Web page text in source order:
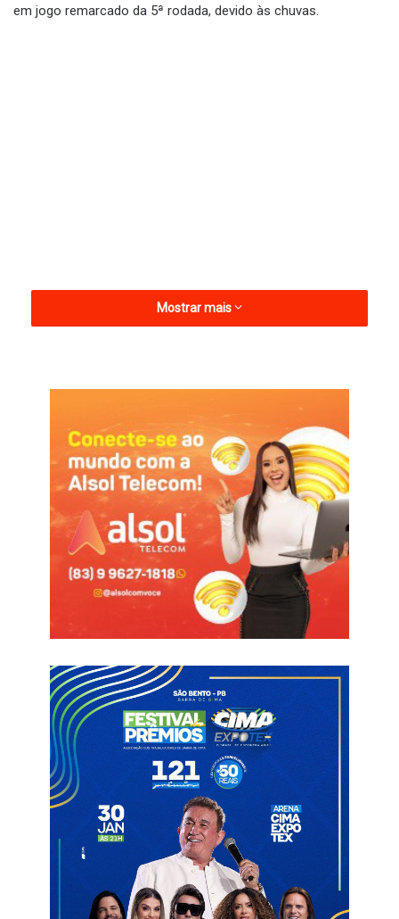
em jogo remarcado da 5ª rodada, devido às chuvas.
O gol do Galo da Borborema foi marcado por Matheus
Barbosa, que acabou sendo expulso na reta final do primeiro
tempo. O tento do time pernambucano foi marcado por
Rodrigo Leal, no segundo tempo.
Com o resultado, o Treze chega aos 17 pontos, na liderança,
mas pode ser ultrapassado pelo Sergipe ou Serra Branca na
última rodada. Já o Decisão segue na lanterna do Grpo A9,
com 8 pontos.
Na última rodada, marcada para o dia 14, o Treze visita o Retrô,
fora de casa, enquanto que o Decisão-PE enfrenta o Lagarto-
O jogo
O jogo começou com o Decisão tomando a iniciativa de atacar,
já que precisa da vitória para respirar na tabela. Já o Treze, aos
poucos, foi crescendo em campo e conseguiu abriur o placar
aos 9 minutos, com Matheus Barbosa, de cabeça.
Nos minutos finais, o time pernambucano buscoyu a reação,
mas não conseguiu empatar,. mesmo ficando com um jogador
a mais, após a expuslsão de Matheus Barbosa, autor do gol
Mostrar mais